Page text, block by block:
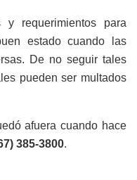
y requerimientos para
estado cuando las
De no seguir tales
pueden ser multados
afuera cuando hace
385-3800.